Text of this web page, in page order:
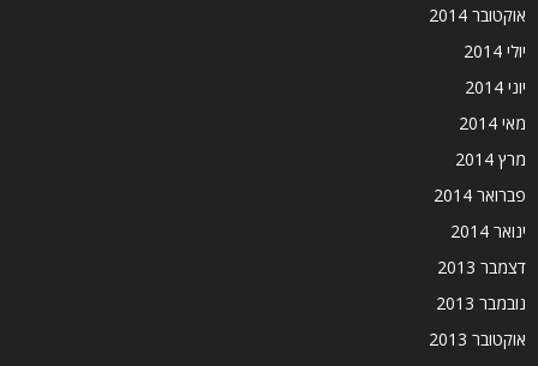
אוקטובר 2014
יולי 2014
יוני 2014
מאי 2014
מרץ 2014
פברואר 2014
ינואר 2014
דצמבר 2013
נובמבר 2013
אוקטובר 2013